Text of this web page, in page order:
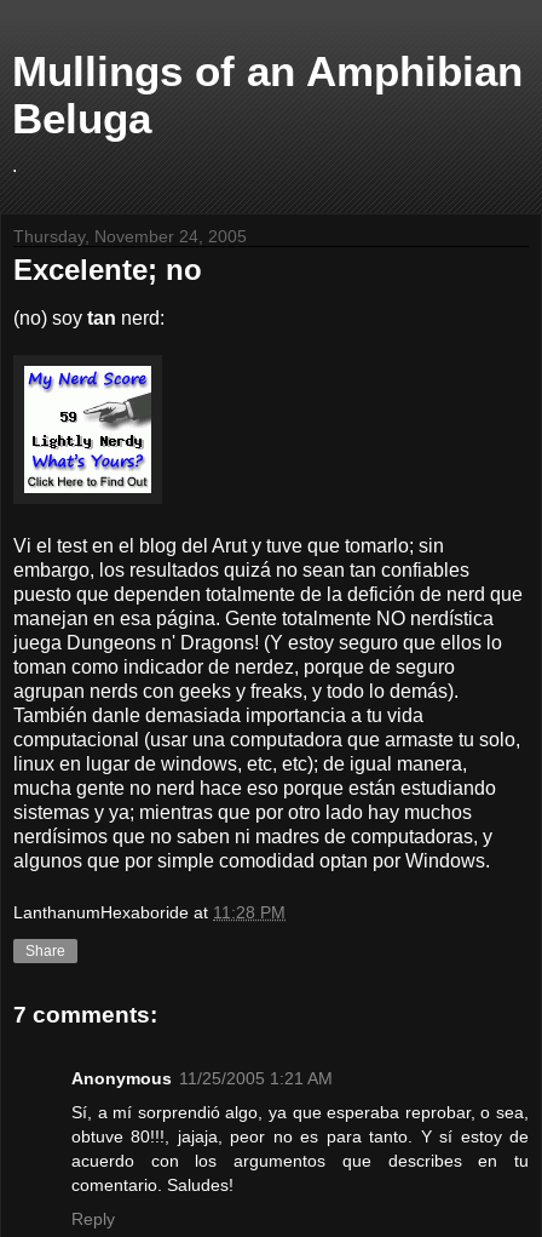
Mullings of an Amphibian
Beluga
.
Thursday, November 24, 2005
Excelente; no
(no) soy tan nerd:
Vi el test en el blog del Arut y tuve que tomarlo; sin
embargo, los resultados quizá no sean tan confiables
puesto que dependen totalmente de la defición de nerd que
manejan en esa página. Gente totalmente NO nerdística
juega Dungeons n' Dragons! (Y estoy seguro que ellos lo
toman como indicador de nerdez, porque de seguro
agrupan nerds con geeks y freaks, y todo lo demás).
También danle demasiada importancia a tu vida
computacional (usar una computadora que armaste tu solo,
linux en lugar de windows, etc, etc); de igual manera,
mucha gente no nerd hace eso porque están estudiando
sistemas y ya; mientras que por otro lado hay muchos
nerdísimos que no saben ni madres de computadoras, y
algunos que por simple comodidad optan por Windows.
LanthanumHexaboride at 11:28 PM
Share
7 comments:
Anonymous 11/25/2005 1:21 AM
Sí, a mí sorprendió algo, ya que esperaba reprobar, o sea,
obtuve 80!!!, jajaja, peor no es para tanto. Y sí estoy de
acuerdo con los argumentos que describes en tu
comentario. Saludes!
Reply